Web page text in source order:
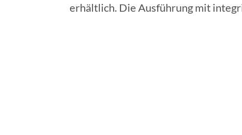
erhältlich. Die Ausführung mit